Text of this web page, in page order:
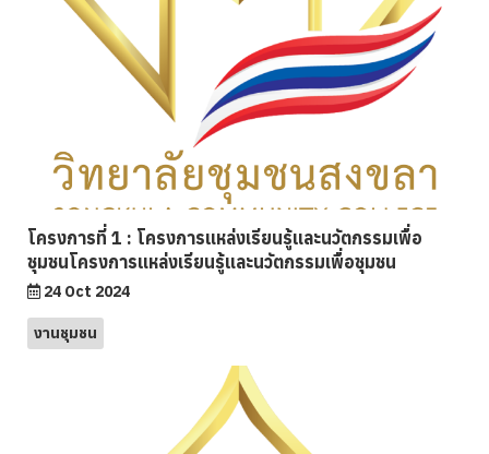
โครงการที่ 1 : โครงการแหล่งเรียนรู้และนวัตกรรมเพื่อ
ชุมชนโครงการแหล่งเรียนรู้และนวัตกรรมเพื่อชุมชน
24 Oct 2024
งานชุมชน